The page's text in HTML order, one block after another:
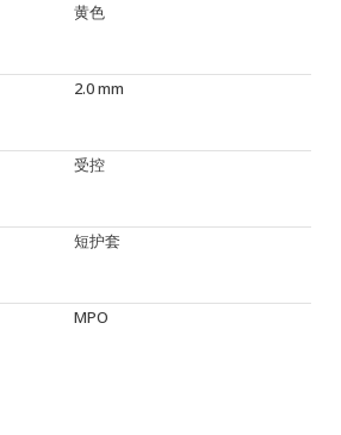
黄色
2.0 mm
受控
短护套
MPO